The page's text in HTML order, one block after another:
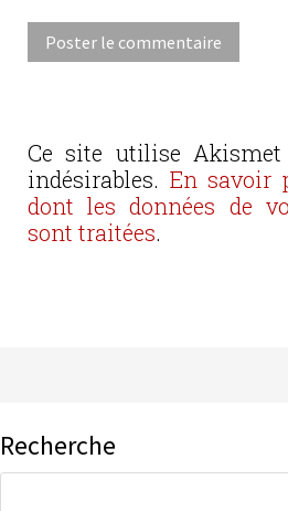
Ce site utilise
indésirables. En savoir
dont les données de
sont traitées.
Recherche